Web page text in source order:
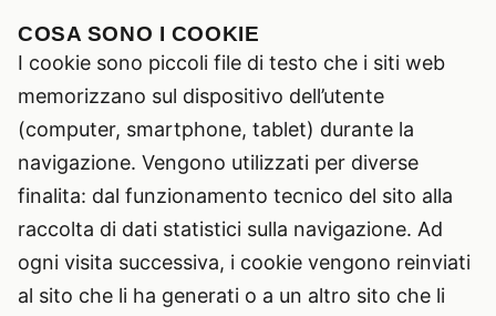
COSA SONO I COOKIE
I cookie sono piccoli file di testo che i siti web
memorizzano sul dispositivo dell’utente
(computer, smartphone, tablet) durante la
navigazione. Vengono utilizzati per diverse
finalita: dal funzionamento tecnico del sito alla
raccolta di dati statistici sulla navigazione. Ad
ogni visita successiva, i cookie vengono reinviati
al sito che li ha generati o a un altro sito che li